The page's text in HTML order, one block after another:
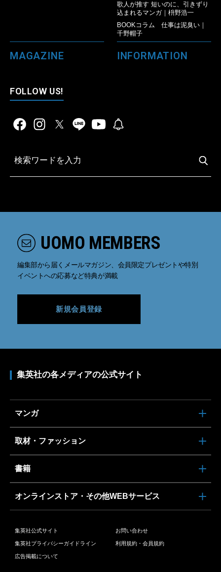
歌人が推す 短いのに、引きずり
込まれるマンガ｜枡野浩一
BOOKコラム 仕事は泥臭い｜
千野帽子
MAGAZINE INFORMATION
FOLLOW US!
UOMO MEMBERS
編集部から届くメールマガジン、会員限定プレゼントや特別
イベントへの応募など特典が満載
新規会員登録
集英社の各メディアの公式サイト
マンガ
取材・ファッション
書籍
オンラインストア・その他WEBサービス
集英社公式サイト お問い合わせ
集英社プライバシーガイドライン 利用規約・会員規約
広告掲載について